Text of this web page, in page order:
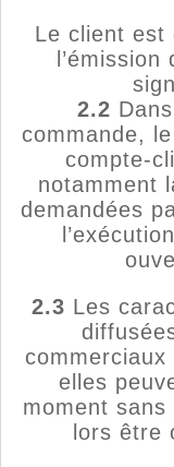
Le client est
2.2
commande,
compte-
notamment
demandées
2.3 Les
elles
moment
lors être